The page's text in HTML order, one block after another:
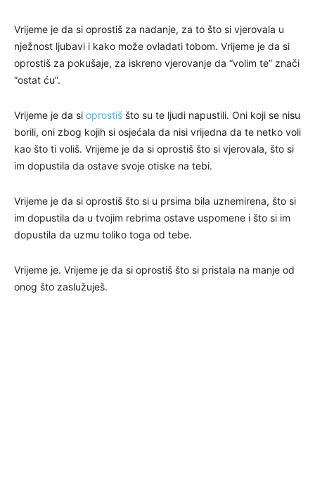
Vrijeme je da si oprostiš za nadanje, za to što si vjerovala u
nježnost ljubavi i kako može ovladati tobom. Vrijeme je da si
oprostiš za pokušaje, za iskreno vjerovanje da “volim te” znači
“ostat ću”.
Vrijeme je da si oprostiš što su te ljudi napustili. Oni koji se nisu
borili, oni zbog kojih si osjećala da nisi vrijedna da te netko voli
kao što ti voliš. Vrijeme je da si oprostiš što si vjerovala, što si
im dopustila da ostave svoje otiske na tebi.
Vrijeme je da si oprostiš što si u prsima bila uznemirena, što si
im dopustila da u tvojim rebrima ostave uspomene i što si im
dopustila da uzmu toliko toga od tebe.
Vrijeme je. Vrijeme je da si oprostiš što si pristala na manje od
onog što zaslužuješ.